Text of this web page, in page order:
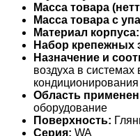
Масса товара
Масса товара с
Материал корпуса:
Набор крепежных
Назначение и
воздуха в системах
Область
оборудование
Поверхность:
Серия: WA